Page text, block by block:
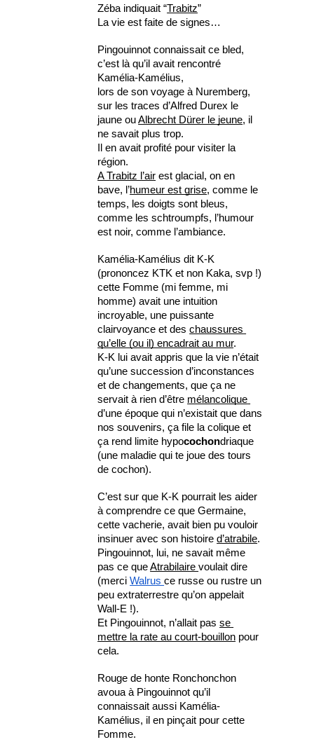
Zéba indiquait “Trabitz”
La vie est faite de signes…
Pingouinnot connaissait ce bled,
c’est là qu’il avait rencontré
Kamélia-Kamélius,
lors de son voyage à Nuremberg,
sur les traces d’Alfred Durex le
jaune ou Albrecht Dürer le jeune, il
ne savait plus trop.
Il en avait profité pour visiter la
région.
A Trabitz l’air est glacial, on en
bave, l’humeur est grise, comme le
temps, les doigts sont bleus,
comme les schtroumpfs, l’humour
est noir, comme l’ambiance.
Kamélia-Kamélius dit K-K
(prononcez KTK et non Kaka, svp !)
cette Fomme (mi femme, mi
homme) avait une intuition
incroyable, une puissante
clairvoyance et des chaussures
qu’elle (ou il) encadrait au mur.
K-K lui avait appris que la vie n’était
qu’une succession d’inconstances
et de changements, que ça ne
servait à rien d’être
d’une époque qui n’existait que dans
nos souvenirs, ça file la colique et
ça rend limite hypocochondriaque
(une maladie qui te joue des tours
de cochon).
C’est sur que K-K pourrait les aider
à comprendre ce que Germaine,
cette vacherie, avait bien pu vouloir
insinuer avec son histoire d’atrabile
Pingouinnot, lui, ne savait même
pas ce que Atrabilaire voulait dire
(merci Walrus ce russe ou rustre un
peu extraterrestre qu’on appelait
Wall-E !).
Et Pingouinnot, n’allait pas se
mettre la rate au court-bouillon pour
cela.
Rouge de honte Ronchonchon
avoua à Pingouinnot qu’il
connaissait aussi Kamélia-
Kamélius, il en pinçait pour cette
Fomme.